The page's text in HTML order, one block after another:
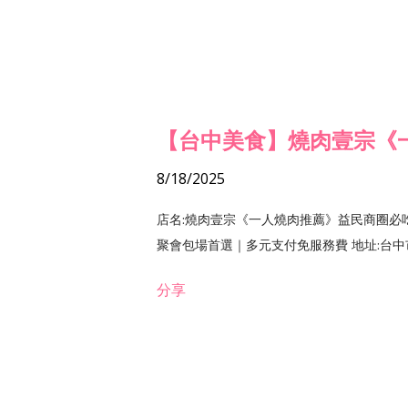
【台中美食】燒肉壹宗
8/18/2025
店名:燒肉壹宗《一人燒肉推薦》益民商圈
聚會包場首選｜多元支付免服務費 地址:台
分享